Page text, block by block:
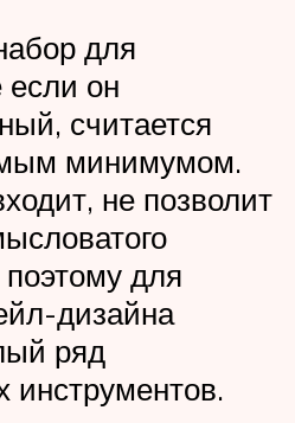
для
он
считается
минимумом.
не позволит
для
дизайна
ряд
инструментов.